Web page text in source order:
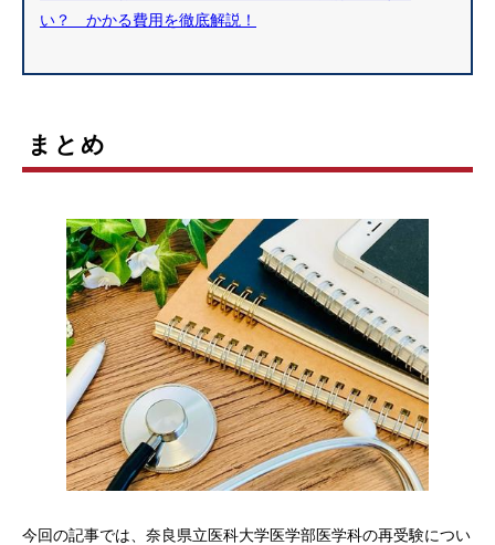
い？ かかる費用を徹底解説！
まとめ
今回の記事では、奈良県立医科大学医学部医学科の再受験につい